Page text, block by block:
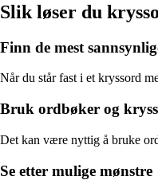
Slik løser du
Finn de mest
Når du står fast i et kryssord
Bruk ordbøker og
Det kan være nyttig å bruke
Se etter mulige mønstre